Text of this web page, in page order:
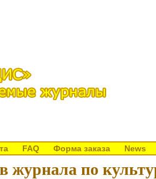
FAQ Форма заказа News
журнала по